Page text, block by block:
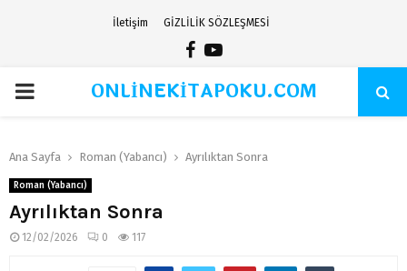
İletişim GİZLİLİK SÖZLEŞMESİ
Facebook
Youtube
PRIMARYONLİNEKİTAPOKU.COM
Ana Sayfa Roman (Yabancı) Ayrılıktan Sonra
Roman (Yabancı)
Ayrılıktan Sonra
12/02/2026 0 117